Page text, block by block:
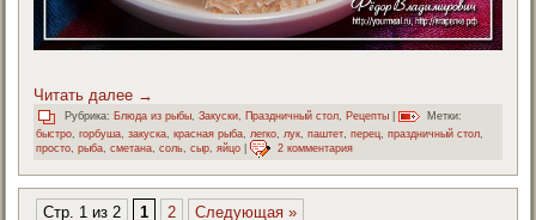
Читать далее →
Рубрика: Блюда из рыбы,Закуски, Праздничный стол, Рецепты
Метки:
быстро ,горбуша ,закуска ,красная рыба легко лук ,паштет ,перец ,праздничный стол
просто ,рыба ,сметана ,соль ,сыр ,яйцо | 2 комментария
Стр. 1 из 2 1 2 Следующая »